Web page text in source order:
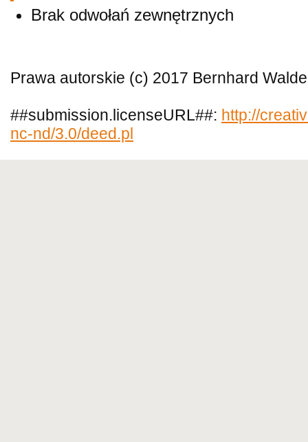
Brak odwołań zewnętrznych
Prawa autorskie (c) 2017 Bernhard
##submission.licenseURL##: http://
nc-nd/3.0/deed.pl